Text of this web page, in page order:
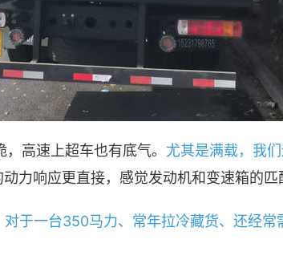
高速上超车也有底气。 尤其是满载，我
力响应更直接，感觉发动机和变速箱的
于一台350马力、常年拉冷藏货、还经